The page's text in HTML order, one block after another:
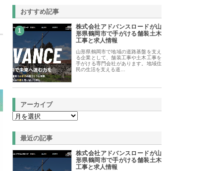
おすすめ記事
1
株式会社アドバンスロードが山
形県鶴岡市で手がける舗装土木
工事と求人情報
山形県鶴岡市で地域の道路基盤を支え
る企業として、舗装工事や土木工事を
手がける専門会社があります。地域住
民の生活を支える道…
アーカイブ
最近の記事
株式会社アドバンスロードが山
形県鶴岡市で手がける舗装土木
工事と求人情報